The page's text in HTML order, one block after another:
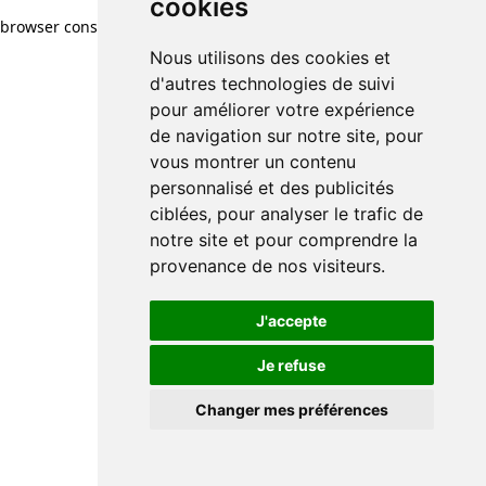
cookies
Nous utilisons des cookies et
d'autres technologies de suivi
pour améliorer votre expérience
de navigation sur notre site, pour
vous montrer un contenu
personnalisé et des publicités
ciblées, pour analyser le trafic de
notre site et pour comprendre la
provenance de nos visiteurs.
J'accepte
Je refuse
Changer mes préférences
browser console for more information)